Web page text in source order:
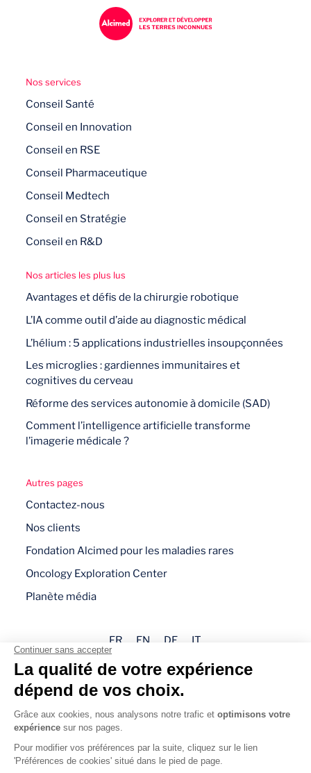
Nos services
Conseil Santé
Conseil en Innovation
Conseil en RSE
Conseil Pharmaceutique
Conseil Medtech
Conseil en Stratégie
Conseil en R&D
Nos articles les plus lus
Avantages et défis de la chirurgie robotique
L’IA comme outil d’aide au diagnostic médical
L’hélium : 5 applications industrielles insoupçonnées
Les microglies : gardiennes immunitaires et
cognitives du cerveau
Réforme des services autonomie à domicile (SAD)
Comment l’intelligence artificielle transforme
l’imagerie médicale ?
Autres pages
Contactez-nous
Nos clients
Fondation Alcimed pour les maladies rares
Oncology Exploration Center
Planète média
FR EN DE IT
Mentions légales
Politique de confidentialité
Gestion des cookies